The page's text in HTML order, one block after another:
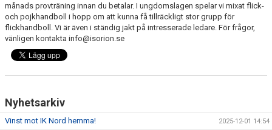
månads provträning innan du betalar. I ungdomslagen spelar vi mixat flick-
och pojkhandboll i hopp om att kunna få tillräckligt stor grupp för
flickhandboll. Vi är även i ständig jakt på intresserade ledare. För frågor,
vänligen kontakta info@isorion.se
Nyhetsarkiv
Vinst mot IK Nord hemma! 2025-12-01 14:54